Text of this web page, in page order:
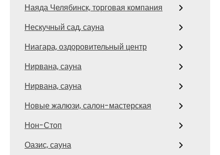
Наяда Челябинск, торговая компания
Нескучный сад, сауна
Ниагара, оздоровительный центр
Нирвана, сауна
Нирвана, сауна
Новые жалюзи, салон-мастерская
Нон-Стоп
Оазис, сауна